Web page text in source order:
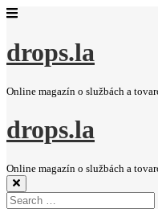
drops.la
Online magazín o službách a
drops.la
Online magazín o službách a
Search
for: